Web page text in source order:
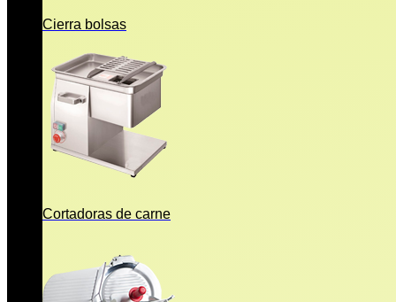
Cierra bolsas
Cortadoras de carne